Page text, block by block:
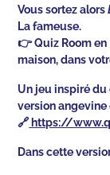
Vous sortez alors
La fameuse.
👉 Quiz Room en
maison, dans
Un jeu inspiré du
version angevine
🔗https://
Dans cette